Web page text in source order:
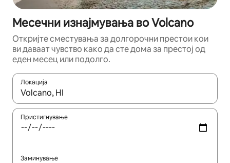
Месечни изнајмувања во Volcano
Откријте сместувања за долгорочни престои кои
ви даваат чувство како да сте дома за престој од
еден месец или подолго.
Локација
Кога резултатите се достапни, движете се со копчињата
Пристигнување
Заминување